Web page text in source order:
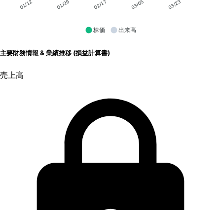
01/12 01/29 02/17 03/05 03/23
株価 出来高
主要財務情報 & 業績推移 (損益計算書)
売上高